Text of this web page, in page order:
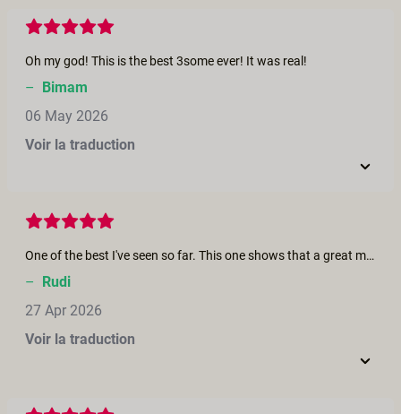
Oh my god! This is the best 3some ever! It was real!
– Bimam
06 May 2026
Voir la traduction
One of the best I've seen so far. This one shows that a great movie doesn't need a plot. Their chemistry is so incredibly good that every second feels real. It's unforced, there's room for lots of laughter and they all respect each other to the fullest.
– Rudi
27 Apr 2026
Voir la traduction